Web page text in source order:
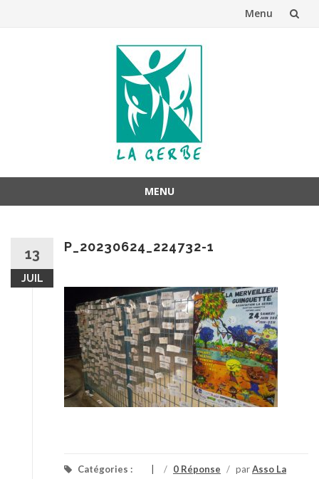
Menu
MENU
contenu
13
JUIL
P_20230624_224732-1
Catégories : / 0 Réponse / parAsso La